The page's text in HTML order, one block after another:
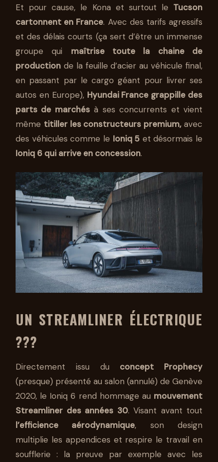
Et pour cause, le Kona et surtout le Tucson
cartonnent en France. Avec des tarifs agressifs
et des délais courts (ça sert d’être un immense
groupe qui maîtrise toute la chaine de
production de la feuille d’acier au véhicule final,
en passant par le cargo géant pour livrer ses
autos en Europe), Hyundai France grappille des
parts de marchésà ses concurrents et vient
même titiller les constructeurs premium,avec
des véhicules comme le Ioniq 5 et désormais le
Ioniq 6 qui arrive en concession.
UN STREAMLINER ÉLECTRIQUE
???
Directement issu du concept Prophecy
(presque) présenté au salon (annulé) de Genève
2020, le Ioniq 6 rend hommage au mouvement
Streamliner des années 30. Visant avant tout
l’efficience aérodynamique, son design
multiplie les appendices et respire le travail en
soufflerie : la preuve par exemple avec les